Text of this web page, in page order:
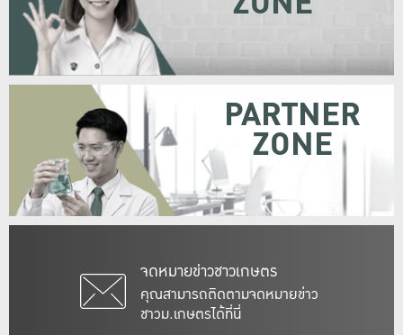
จดหมายข่าวชาวเกษตร
คุณสามารถติดตามจดหมายข่าว
ชาวม.เกษตรได้ที่นี่
PARTNER
ZONE